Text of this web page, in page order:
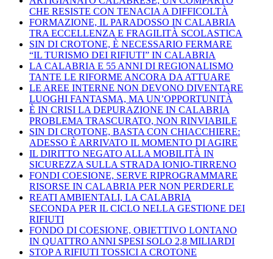
CHE RESISTE CON TENACIA A DIFFICOLTÀ
FORMAZIONE, IL PARADOSSO IN CALABRIA
TRA ECCELLENZA E FRAGILITÀ SCOLASTICA
SIN DI CROTONE, È NECESSARIO FERMARE
“IL TURISMO DEI RIFIUTI” IN CALABRIA
LA CALABRIA E 55 ANNI DI REGIONALISMO
TANTE LE RIFORME ANCORA DA ATTUARE
LE AREE INTERNE NON DEVONO DIVENTARE
LUOGHI FANTASMA, MA UN’OPPORTUNITÀ
È IN CRISI LA DEPURAZIONE IN CALABRIA
PROBLEMA TRASCURATO, NON RINVIABILE
SIN DI CROTONE, BASTA CON CHIACCHIERE:
ADESSO È ARRIVATO IL MOMENTO DI AGIRE
IL DIRITTO NEGATO ALLA MOBILITÀ IN
SICUREZZA SULLA STRADA IONIO-TIRRENO
FONDI COESIONE, SERVE RIPROGRAMMARE
RISORSE IN CALABRIA PER NON PERDERLE
REATI AMBIENTALI, LA CALABRIA
SECONDA PER IL CICLO NELLA GESTIONE DEI
RIFIUTI
FONDO DI COESIONE, OBIETTIVO LONTANO
IN QUATTRO ANNI SPESI SOLO 2,8 MILIARDI
STOP A RIFIUTI TOSSICI A CROTONE